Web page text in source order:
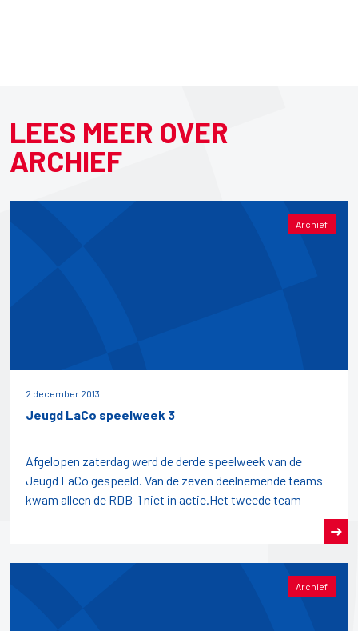
LEES MEER OVER
ARCHIEF
Archief
2 december 2013
Jeugd LaCo speelweek 3
Afgelopen zaterdag werd de derde speelweek van de
Jeugd LaCo gespeeld. Van de zeven deelnemende teams
kwam alleen de RDB-1 niet in actie.Het tweede team
Archief